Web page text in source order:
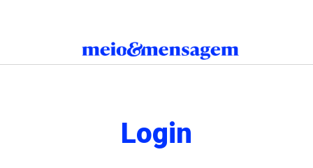
Login